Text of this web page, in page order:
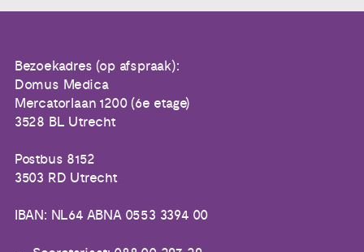
Bezoekadres (op afspraak):
Domus Medica
Mercatorlaan 1200 (6e etage)
3528 BL Utrecht
Postbus 8152
3503 RD Utrecht
IBAN: NL64 ABNA 0553 3394 00